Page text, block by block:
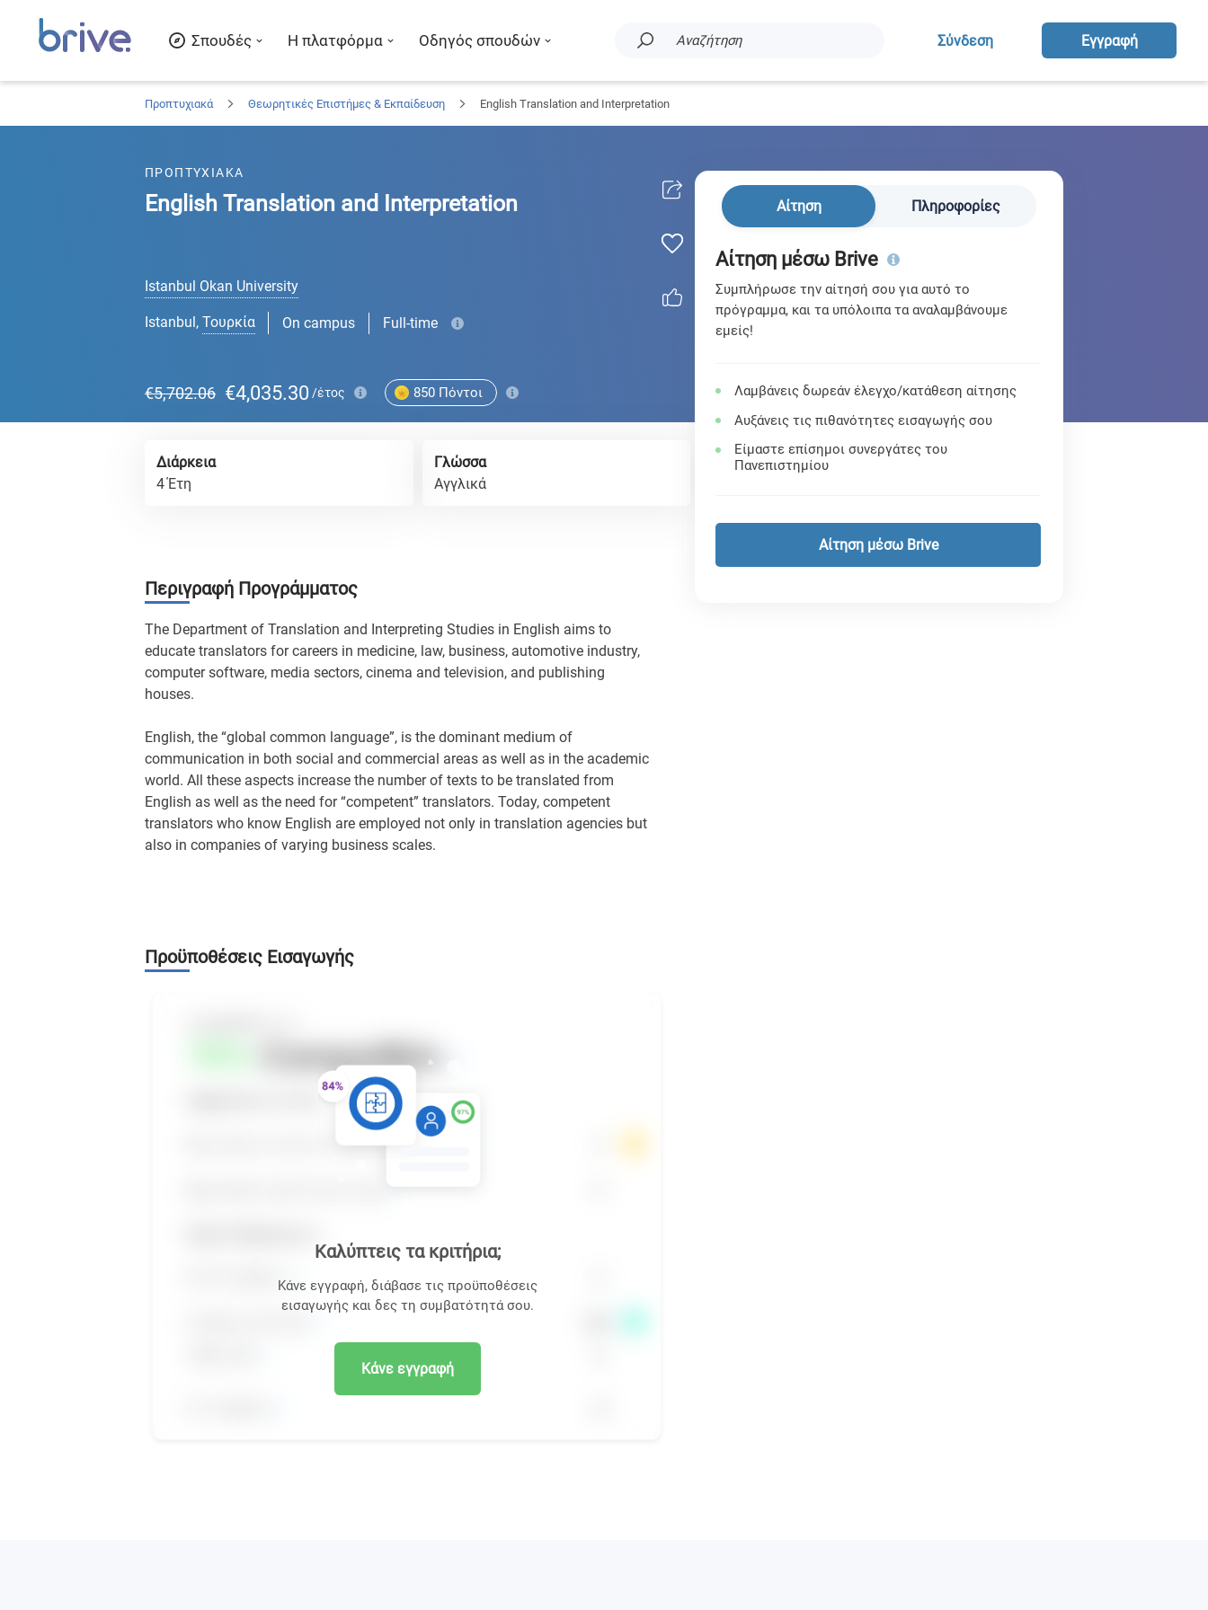
Σπουδές Η πλατφόρμα Οδηγός σπουδών Αναζήτηση Σύνδεση Eγγραφή
Προπτυχιακά Θεωρητικές Επιστήμες & Εκπαίδευση English Translation and Interpretation
Αίτηση Πληροφορίες
Αίτηση μέσω Brive
Συμπλήρωσε την αίτησή σου για αυτό το
πρόγραμμα, και τα υπόλοιπα τα αναλαμβάνουμε
εμείς!
Λαμβάνεις δωρεάν έλεγχο/κατάθεση αίτησης
Αυξάνεις τις πιθανότητες εισαγωγής σου
Είμαστε επίσημοι συνεργάτες του
Πανεπιστημίου
Αίτηση μέσω Brive
ΠΡΟΠΤΥΧΙΑΚΑ
English Translation and Interpretation
Istanbul Okan University
Istanbul, Τουρκία On campus Full-time
€5,702.06 €4,035.30 /έτος 850 Πόντοι
Διάρκεια
4 Έτη
Γλώσσα
Αγγλικά
Περιγραφή Προγράμματος
The Department of Translation and Interpreting Studies in English aims to
educate translators for careers in medicine, law, business, automotive industry,
computer software, media sectors, cinema and television, and publishing
houses.
English, the “global common language”, is the dominant medium of
communication in both social and commercial areas as well as in the academic
world. All these aspects increase the number of texts to be translated from
English as well as the need for “competent” translators. Today, competent
translators who know English are employed not only in translation agencies but
also in companies of varying business scales.
Προϋποθέσεις Εισαγωγής
Καλύπτεις τα κριτήρια;
Κάνε εγγραφή, διάβασε τις προϋποθέσεις
εισαγωγής και δες τη συμβατότητά σου.
Κάνε εγγραφή